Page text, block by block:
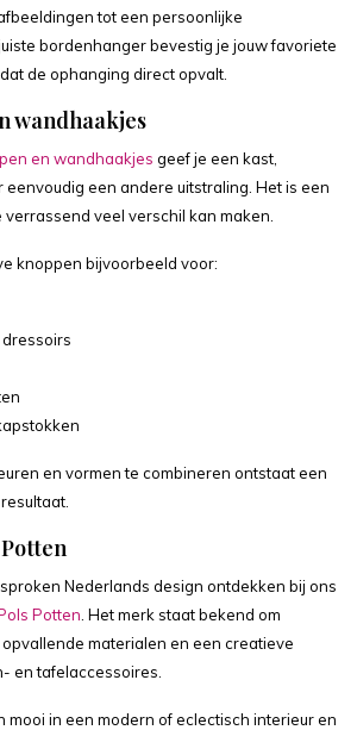
tot een persoonlijke
bordenhanger bevestig je jouw favoriete
de ophanging direct opvalt.
wandhaakjes
en wandhaakjes geef je een kast,
eenvoudig een andere uitstraling. Het is een
veel verschil kan maken.
knoppen bijvoorbeeld voor:
en vormen te combineren ontstaat een
Nederlands design ontdekken bij ons
Potten . Het merk staat bekend om
materialen en een creatieve
en tafelaccessoires.
mooi in een modern of eclectisch interieur en